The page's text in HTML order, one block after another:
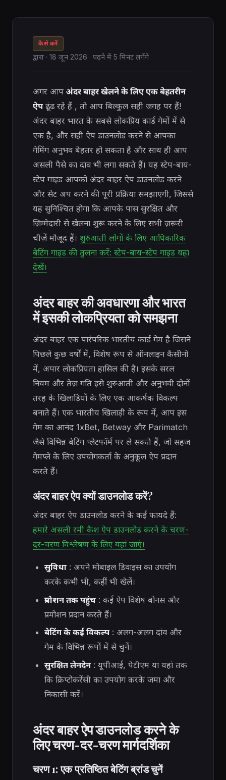
कैसे करें
द्वारा · 18 जून 2026 · पढ़ने में 5 मिनट लगेंगे
अगर आप अंदर बाहर खेलने के लिए एक बेहतरीन
ऐप ढूंढ रहे हैं , तो आप बिल्कुल सही जगह पर हैं!
अंदर बाहर भारत के सबसे लोकप्रिय कार्ड गेमों में से
एक है, और सही ऐप डाउनलोड करने से आपका
गेमिंग अनुभव बेहतर हो सकता है और साथ ही आप
असली पैसे का दांव भी लगा सकते हैं। यह स्टेप-बाय-
स्टेप गाइड आपको अंदर बाहर ऐप डाउनलोड करने
और सेट अप करने की पूरी प्रक्रिया समझाएगी, जिससे
यह सुनिश्चित होगा कि आपके पास सुरक्षित और
ज़िम्मेदारी से खेलना शुरू करने के लिए सभी ज़रूरी
चीज़ें मौजूद हैं। शुरुआती लोगों के लिए आधिकारिक
बेटिंग गाइड की तुलना करें: स्टेप-बाय-स्टेप गाइड यहां
देखें।
अंदर बाहर की अवधारणा और भारत
में इसकी लोकप्रियता को समझना
अंदर बाहर एक पारंपरिक भारतीय कार्ड गेम है जिसने
पिछले कुछ वर्षों में, विशेष रूप से ऑनलाइन कैसीनो
में, अपार लोकप्रियता हासिल की है। इसके सरल
नियम और तेज़ गति इसे शुरुआती और अनुभवी दोनों
तरह के खिलाड़ियों के लिए एक आकर्षक विकल्प
बनाते हैं। एक भारतीय खिलाड़ी के रूप में, आप इस
गेम का आनंद 1xBet, Betway और Parimatch
जैसे विभिन्न बेटिंग प्लेटफॉर्म पर ले सकते हैं, जो सहज
गेमप्ले के लिए उपयोगकर्ता के अनुकूल ऐप प्रदान
करते हैं।
अंदर बाहर ऐप क्यों डाउनलोड करें?
अंदर बाहर ऐप डाउनलोड करने के कई फायदे हैं:
हमारे असली रमी कैश ऐप डाउनलोड करने के चरण-
दर-चरण विश्लेषण के लिए यहां जाएं।
सुविधा: अपने मोबाइल डिवाइस का उपयोग
करके कभी भी, कहीं भी खेलें।
प्रमोशन तक पहुंच: कई ऐप विशेष बोनस और
प्रमोशन प्रदान करते हैं।
बेटिंग के कई विकल्प: अलग-अलग दांव और
गेम के विभिन्न रूपों में से चुनें।
सुरक्षित लेनदेन: यूपीआई, पेटीएम या यहां तक ​​
कि क्रिप्टोकरेंसी का उपयोग करके जमा और
निकासी करें।
अंदर बाहर ऐप डाउनलोड करने के
लिए चरण-दर-चरण मार्गदर्शिका
चरण 1: एक प्रतिष्ठित बेटिंग ब्रांड चुनें